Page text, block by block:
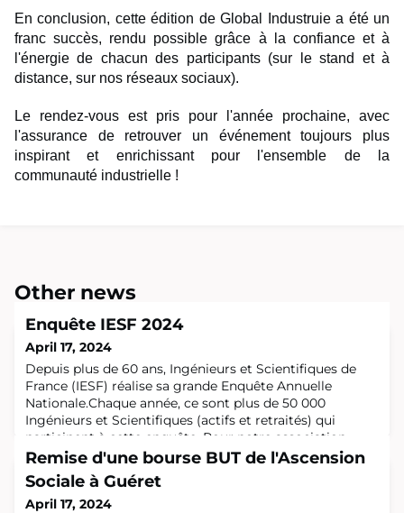
En conclusion, cette édition de Global Industruie a été un
franc succès, rendu possible grâce à la confiance et à
l'énergie de chacun des participants (sur le stand et à
distance, sur nos réseaux sociaux).
Le rendez-vous est pris pour l'année prochaine, avec
l'assurance de retrouver un événement toujours plus
inspirant et enrichissant pour l'ensemble de la
communauté industrielle !
Other news
Enquête IESF 2024
April 17, 2024
Depuis plus de 60 ans, Ingénieurs et Scientifiques de
France (IESF) réalise sa grande Enquête Annuelle
Nationale.Chaque année, ce sont plus de 50 000
Ingénieurs et Scientifiques (actifs et retraités) qui
participent à cette enquête. Pour notre association,
membre d'IESF et partenaires dans les territoires sur la
promotion du métier de l'ingénieur, il est essentiel de
pouvoir exprimer massivement n
Remise d'une bourse BUT de l'Ascension
Sociale à Guéret
April 17, 2024